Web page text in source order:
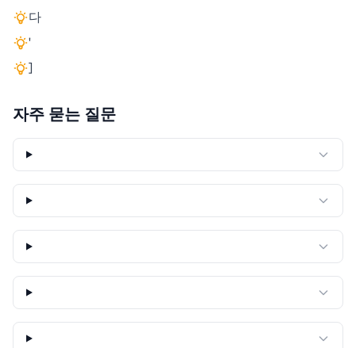
다
'
]
자주 묻는 질문